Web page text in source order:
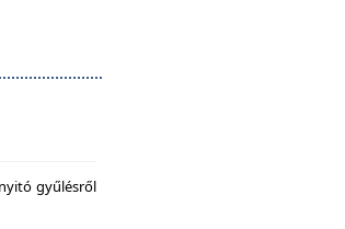
gyűlésről